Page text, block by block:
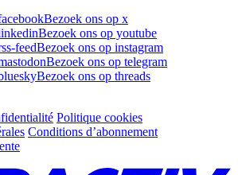
Bezoek ons op x
Bezoek ons op youtube
feedBezoek ons op instagram
Bezoek ons op telegram
Bezoek ons op threads
Politique cookies
Conditions d’abonnement